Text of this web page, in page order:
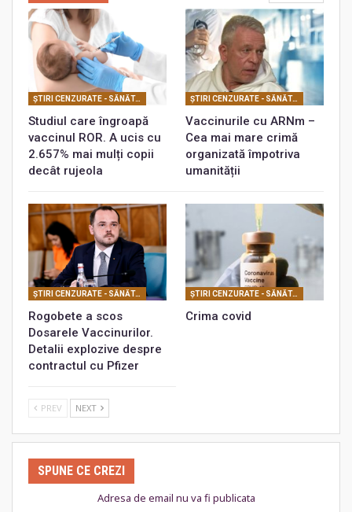
ŞTIRI CENZURATE - SĂNĂTATE
Studiul care îngroapă
vaccinul ROR. A ucis cu
2.657% mai mulți copii
decât rujeola
ŞTIRI CENZURATE - SĂNĂTATE
Vaccinurile cu ARNm –
Cea mai mare crimă
organizată împotriva
umanității
ŞTIRI CENZURATE - SĂNĂTATE
Rogobete a scos
Dosarele Vaccinurilor.
Detalii explozive despre
contractul cu Pfizer
ŞTIRI CENZURATE - SĂNĂTATE
Crima covid
PREV NEXT
SPUNE CE CREZI
Adresa de email nu va fi publicata